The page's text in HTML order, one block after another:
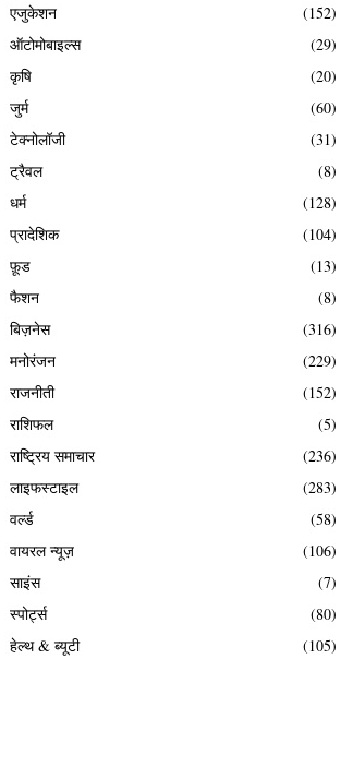
एजुकेशन
(152)
ऑटोमोबाइल्स
(29)
कृषि
(20)
जुर्म
(60)
टेक्नोलॉजी
(31)
ट्रैवल
(8)
धर्म
(128)
प्रादेशिक
(104)
फ़ूड
(13)
फैशन
(8)
बिज़नेस
(316)
मनोरंजन
(229)
राजनीती
(152)
राशिफल
(5)
राष्ट्रिय समाचार
(236)
लाइफस्टाइल
(283)
वर्ल्ड
(58)
वायरल न्यूज़
(106)
साइंस
(7)
स्पोर्ट्स
(80)
हेल्थ & ब्यूटी
(105)